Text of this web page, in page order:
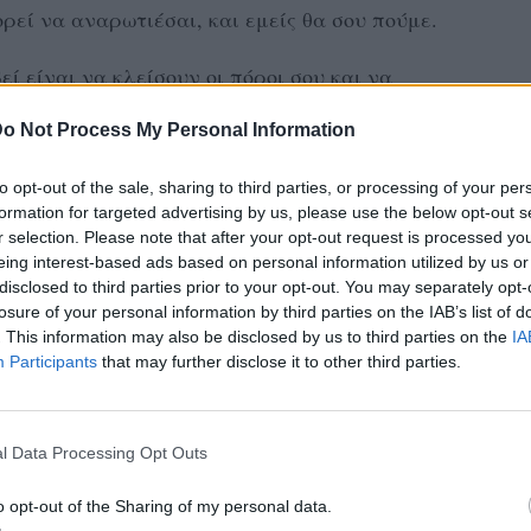
Not Process My Personal Information
opt-out of the sale, sharing to third parties, or processing of your
for targeted advertising by us, please use the below opt-out
selection. Please note that after your opt-out request is processed
interest-based ads based on personal information utilized by us
to third parties prior to your opt-out. You may separately
of your personal information by third parties on the IAB’s list of
This information may also be disclosed by us to third parties on the
Participants that may further disclose it to other third parties.
Data Processing Opt Outs
opt-out of the Sharing of my personal data.
να αναρωτιέσαι, και εμείς θα σου πούμε.
να κλείσουν οι πόροι σου και να
πάνω από την επιδερμίδα σου - το
και έπειτα, το καυσαέριο, τη
τους σμηγματογόνους αδένες, θα
το πρωί τα σπυράκια θα εμφανιστούν στο
πρέπει να ξεχνάς ότι το make up έχει
και τα βακτηρίδιαμ ενώ το ίδιο
αυτό πρέπει να πλένεις το πρόσωπό σου